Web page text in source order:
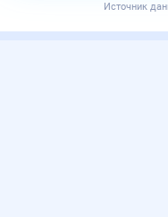
Источник